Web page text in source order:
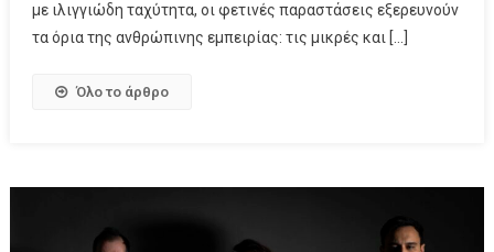
με ιλιγγιώδη ταχύτητα, οι φετινές παραστάσεις εξερευνούν
τα όρια της ανθρώπινης εμπειρίας: τις μικρές και […]
Όλο το άρθρο